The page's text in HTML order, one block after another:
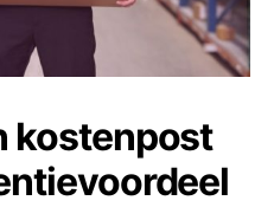
kostenpost